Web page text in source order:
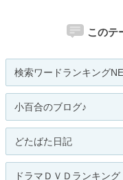
このテ
検索ワードランキング
小百合のブログ♪
どたばた日記
ドラマＤＶＤランキング